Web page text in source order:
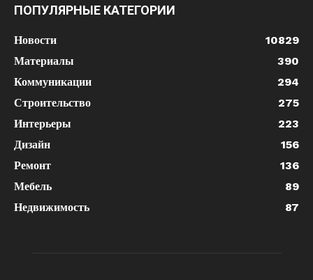
ПОПУЛЯРНЫЕ КАТЕГОРИИ
Новости
10829
Материалы
390
Коммуникации
294
Строительство
275
Интерьеры
223
Дизайн
156
Ремонт
136
Мебель
89
Недвижимость
87